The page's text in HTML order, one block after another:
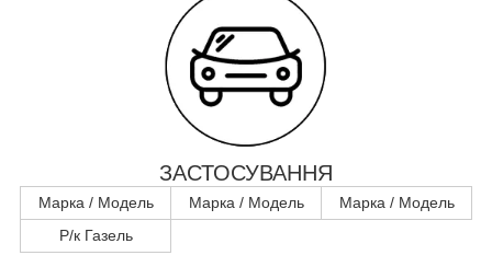
ЗАСТОСУВАННЯ
Марка / Модель Марка / Модель
Марка / Модель
Р/к Газель